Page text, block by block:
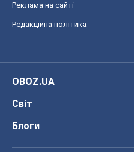
Реклама на сайті
Редакційна політика
OBOZ.UA
Світ
Блоги